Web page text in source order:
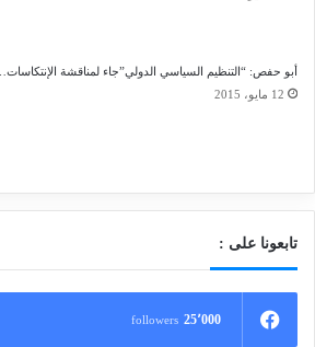
أبو حفص: “التنظيم السياسي الدولي”جاء لمناقشة الإنتكاسات…
12 مايو، 2015
تابعونا على :
25٬000 followers